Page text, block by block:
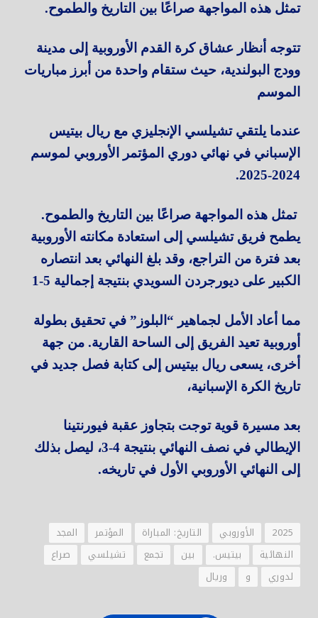
تمثل هذه المواجهة صراعًا بين التاريخ والطموح.
تتوجه أنظار عشاق كرة القدم الأوروبية إلى مدينة
وودج البولندية، حيث ستقام واحدة من أبرز مباريات
الموسم
عندما يلتقي تشيلسي الإنجليزي مع ريال بيتيس
الإسباني في نهائي دوري المؤتمر الأوروبي لموسم
2024-2025.
تمثل هذه المواجهة صراعًا بين التاريخ والطموح.
يطمح فريق تشيلسي إلى استعادة مكانته الأوروبية
بعد فترة من التراجع، وقد بلغ النهائي بعد انتصاره
الكبير على ديورجردن السويدي بنتيجة إجمالية 5-1
مما أعاد الأمل لجماهير “البلوز” في تحقيق بطولة
أوروبية تعيد الفريق إلى الساحة القارية. من جهة
أخرى، يسعى ريال بيتيس إلى كتابة فصل جديد في
تاريخ الكرة الإسبانية،
بعد مسيرة قوية توجت بتجاوز عقبة فيورنتينا
الإيطالي في نصف النهائي بنتيجة 4-3، ليصل بذلك
إلى النهائي الأوروبي الأول في تاريخه.
2025 الأوروبي التاريخ: المباراة المؤتمر
المجد
النهائية
بيتيس. بين تجمع تشيلسي
صراع
لدوري
و وريال